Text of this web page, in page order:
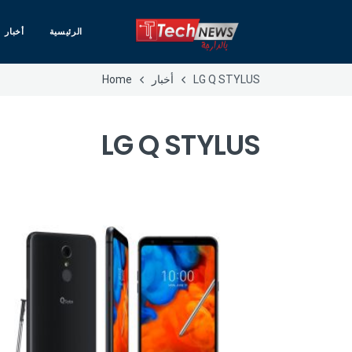
الرئيسية أخبار
LG Q STYLUS أخبار Home
LG Q STYLUS